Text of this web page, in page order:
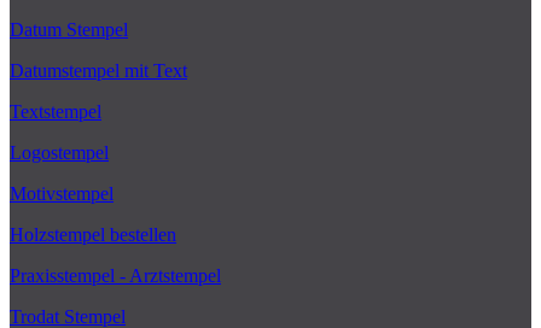
Datum Stempel
Datumstempel mit Text
Textstempel
Logostempel
Motivstempel
Holzstempel bestellen
Praxisstempel - Arztstempel
Trodat Stempel